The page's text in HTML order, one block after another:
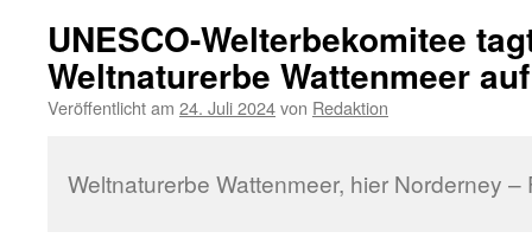
UNESCO-Welterbekomitee
Weltnaturerbe Wattenmeer
Veröffentlicht am 24. Juli 2024von Redaktion
Weltnaturerbe Wattenmeer, hier Norderney